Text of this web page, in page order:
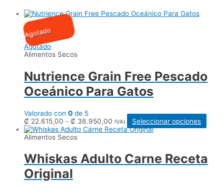
Agotado
Agotado
Alimentos Secos
Nutrience Grain Free Pescado
Oceánico Para Gatos
Valorado con 0 de 5
₡ 22.615,00 - ₡ 36.950,00 Rango
de
₡ 22.615,00
hasta
IVAI Seleccionar opciones
Las
Alimentos Secos
Whiskas Adulto Carne Receta
Original